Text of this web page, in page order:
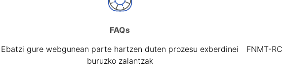
FAQs
Ebatzi gure webgunean parte hartzen duten prozesu exberdinei
buruzko zalantzak
FNMT-